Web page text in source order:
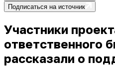
Подписаться на источник
Участники
ответственного
рассказали о